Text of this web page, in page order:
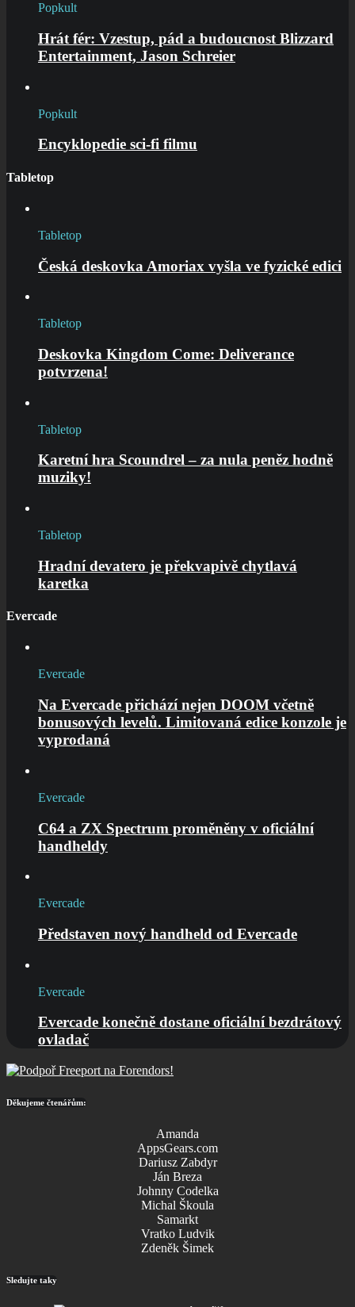
Popkult
Hrát fér: Vzestup, pád a budoucnost Blizzard
Entertainment, Jason Schreier
Popkult
Encyklopedie sci-fi filmu
Tabletop
Tabletop
Česká deskovka Amoriax vyšla ve fyzické edici
Tabletop
Deskovka Kingdom Come: Deliverance
potvrzena!
Tabletop
Karetní hra Scoundrel – za nula peněz hodně
muziky!
Tabletop
Hradní devatero je překvapivě chytlavá
karetka
Evercade
Evercade
Na Evercade přichází nejen DOOM včetně
bonusových levelů. Limitovaná edice konzole je
vyprodaná
Evercade
C64 a ZX Spectrum proměněny v oficiální
handheldy
Evercade
Představen nový handheld od Evercade
Evercade
Evercade konečně dostane oficiální bezdrátový
ovladač
Děkujeme čtenářům:
Amanda
AppsGears.com
Dariusz Zabdyr
Ján Breza
Johnny Codelka
Michal Škoula
Samarkt
Vratko Ludvik
Zdeněk Šimek
Sledujte taky